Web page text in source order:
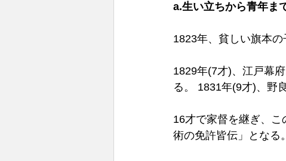
a.生い立ちから青年ま
1823年、貧しい旗本
1829年(7才)、江戸幕
る。 1831年(9才)、野
16才で家督を継ぎ、
術の免許皆伝」となる